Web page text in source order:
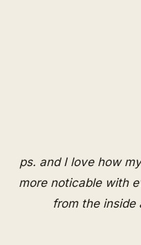
ps. and I love how
more noticable with
from the inside